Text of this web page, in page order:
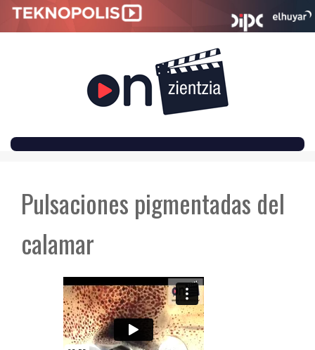
CONTENT
Pulsaciones pigmentadas del
calamar